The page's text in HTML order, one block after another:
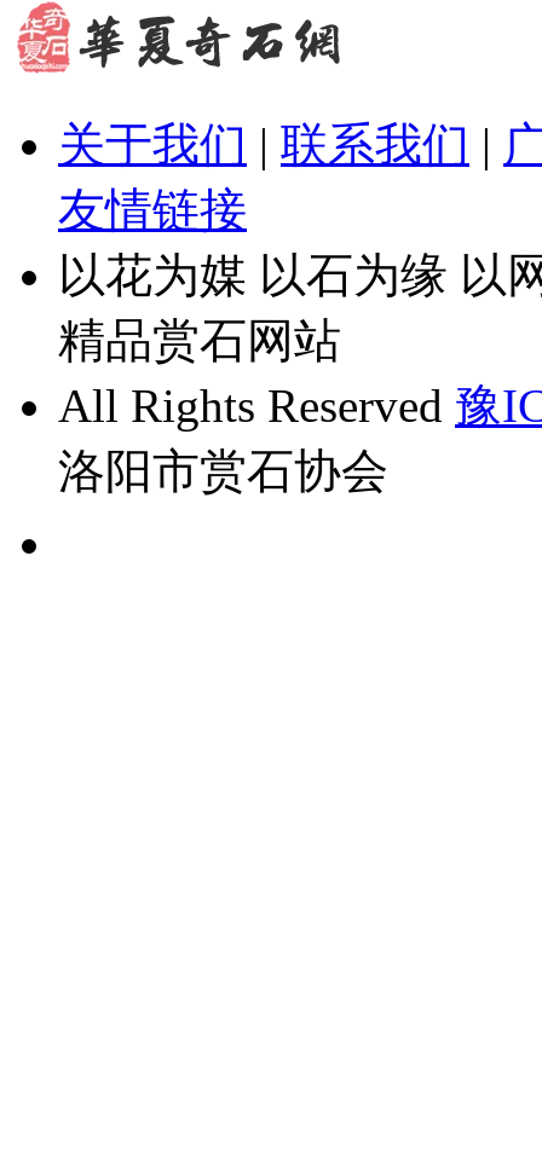
关于我们 | 联系我们 |
友情链接
以花为媒 以石为缘 以
精品赏石网站
All Rights Reserved 豫
洛阳市赏石协会